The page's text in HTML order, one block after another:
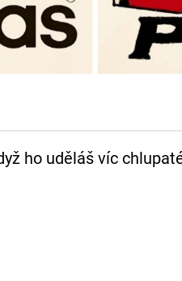
ho uděláš víc